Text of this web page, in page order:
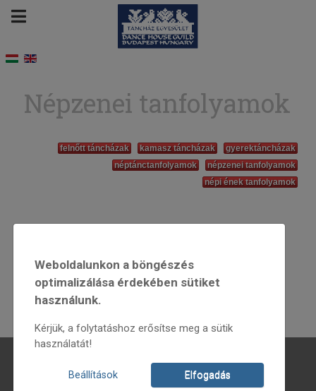
Népzenei tanfolyamok
felnőtt táncházak kamasz táncházak
gyerektáncházak
néptánctanfolyamok
népzenei tanfolyamok
népi ének tanfolyamok
Weboldalunkon a böngészés
optimalizálása érdekében sütiket
használunk.
Kérjük, a folytatáshoz erősítse meg a sütik
használatát!
Beállítások Elfogadás
Hírlevél